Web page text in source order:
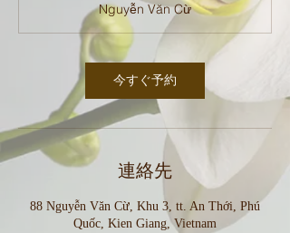
0
分
ド
Nguyễn Văn Cừ
今すぐ予約
連絡先
88 Nguyễn Văn Cừ, Khu 3, tt. An Thới, Phú
Quốc, Kien Giang, Vietnam